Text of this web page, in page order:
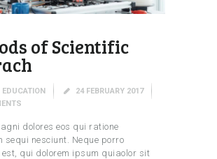
of Scientific
EDUCATION
24 FEBRUARY 2017
dolores eos qui ratione
sequi nesciunt. Neque porro
qui dolorem ipsum quiaolor sit